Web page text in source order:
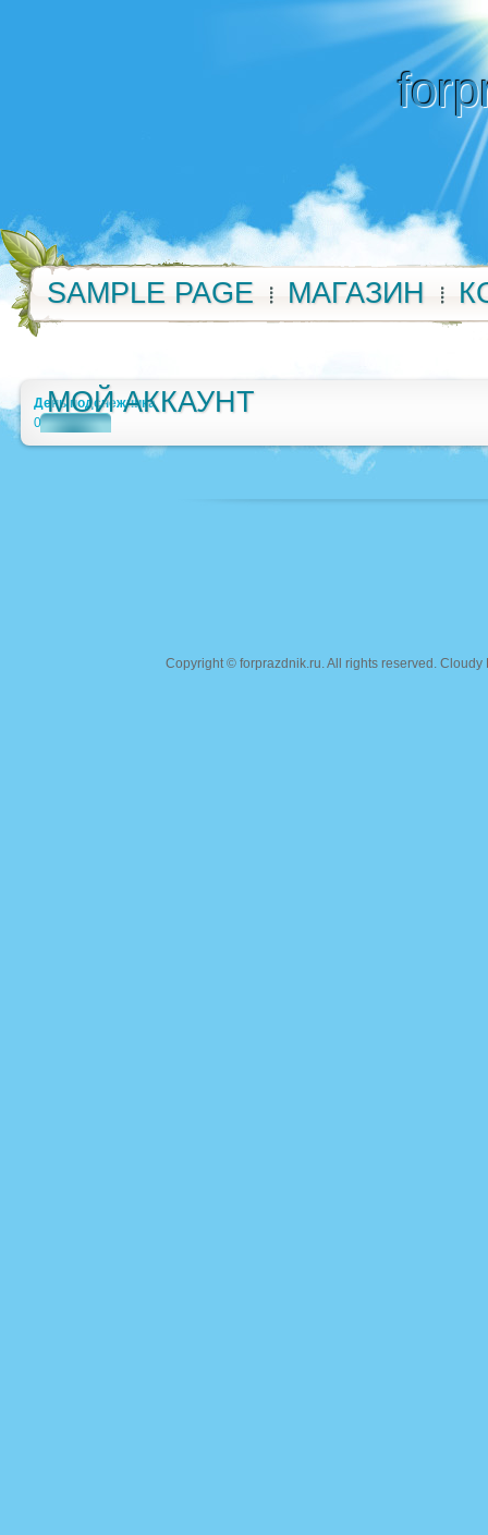
SAMPLE PAGE МАГАЗИН
МОЙ АККАУНТ
День подснежника
0
Copyright © forprazdnik.ru. All rights reserved.